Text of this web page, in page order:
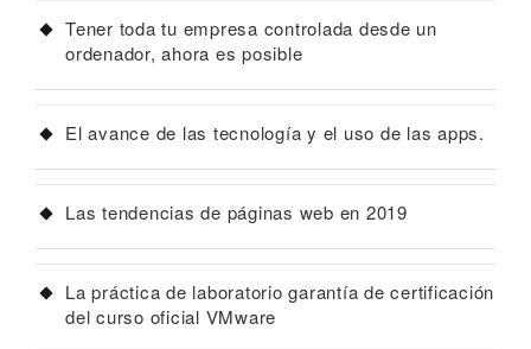
Tener toda tu empresa controlada desde un
ordenador, ahora es posible
El avance de las tecnología y el uso de las apps.
Las tendencias de páginas web en 2019
La práctica de laboratorio garantía de certificación
del curso oficial VMware